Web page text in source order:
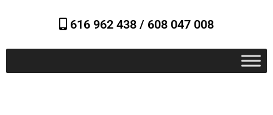
616 962 438 / 608 047 008